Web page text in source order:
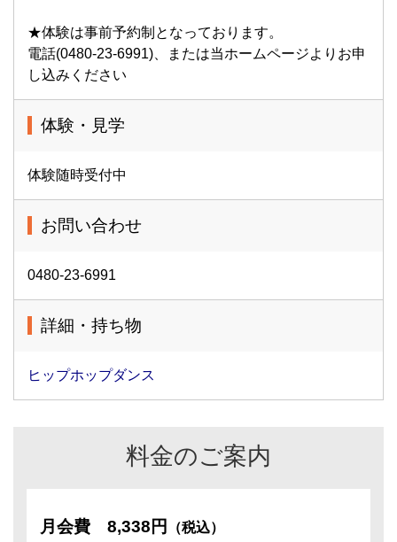
★体験は事前予約制となっております。
電話(0480-23-6991)、または当ホームページよりお申
し込みください
体験・見学
体験随時受付中
お問い合わせ
0480-23-6991
詳細・持ち物
ヒップホップダンス
料金のご案内
月会費 8,338円 （税込）